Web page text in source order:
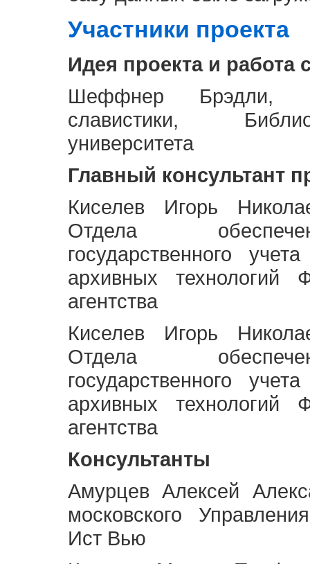
Участники проекта
Идея проекта и работа
Шеффнер Брэдли,
славистики,
университета
Главный консультант
Киселев Игорь
Отдела
государственного
архивных технологий
агентства
Киселев Игорь
Отдела
государственного
архивных технологий
агентства
Консультанты
Амурцев Алексей
московского
Ист Вью